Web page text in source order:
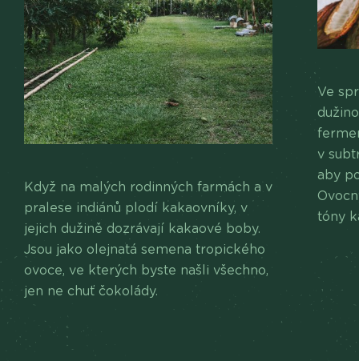
Když na malých rodinných farmách a v
pralese indiánů plodí kakaovníky, v
jejich dužině dozrávají kakaové boby.
Jsou jako olejnatá semena tropického
ovoce, ve kterých byste našli všechno,
jen ne chuť čokolády.
Ve
v
aby
tóny